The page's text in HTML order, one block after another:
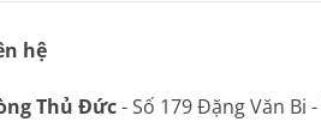
hệ
Thủ Đức- Số 179 Đặng Văn Bi